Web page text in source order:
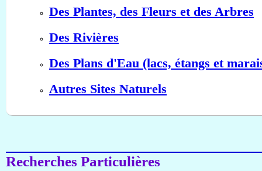
Des Plantes, des Fleurs et des Arbres
Des Rivières
Des Plans d'Eau (lacs, étangs et
Autres Sites Naturels
Recherches Particulières